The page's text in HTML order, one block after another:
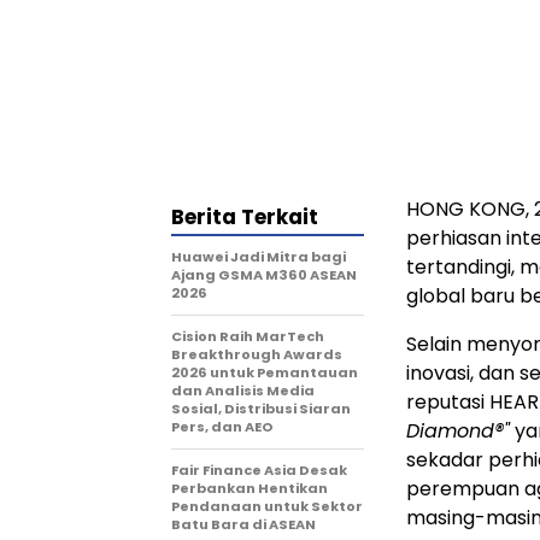
HONG
perhiasan
tertandingi,
global baru
Selain
inovasi, dan
reputasi
Diamond®"
sekadar
perempuan
masing-
Berita Terkait
Huawei Jadi Mitra bagi
Ajang GSMA M360 ASEAN
2026
Cision Raih MarTech
Breakthrough Awards
2026 untuk Pemantauan
dan Analisis Media
Sosial, Distribusi Siaran
Pers, dan AEO
Fair Finance Asia Desak
Perbankan Hentikan
Pendanaan untuk Sektor
Batu Bara di ASEAN